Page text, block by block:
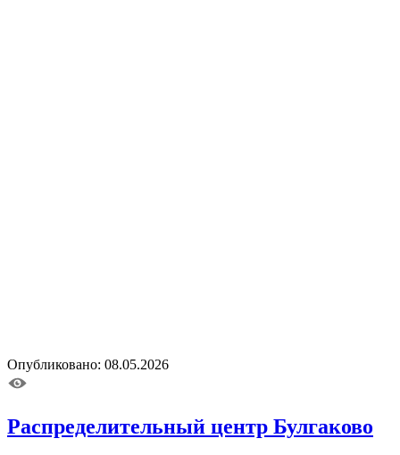
Опубликовано: 08.05.2026
Распределительный центр Булгаково